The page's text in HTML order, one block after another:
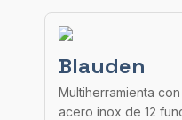
Blauden
Multiherramienta
acero inox de 12